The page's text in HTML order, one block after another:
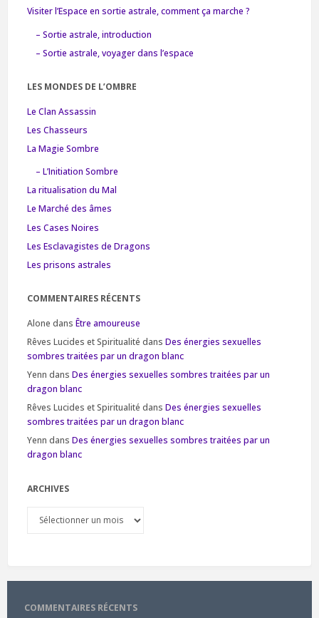
Visiter l’Espace en sortie astrale, comment ça marche ?
– Sortie astrale, introduction
– Sortie astrale, voyager dans l’espace
LES MONDES DE L’OMBRE
Le Clan Assassin
Les Chasseurs
La Magie Sombre
– L’Initiation Sombre
La ritualisation du Mal
Le Marché des âmes
Les Cases Noires
Les Esclavagistes de Dragons
Les prisons astrales
COMMENTAIRES RÉCENTS
Alone dans Être amoureuse
Rêves Lucides et Spiritualité dans Des énergies sexuelles
sombres traitées par un dragon blanc
Yenn dans Des énergies sexuelles sombres traitées par un
dragon blanc
Rêves Lucides et Spiritualité dans Des énergies sexuelles
sombres traitées par un dragon blanc
Yenn dans Des énergies sexuelles sombres traitées par un
dragon blanc
ARCHIVES
COMMENTAIRES RÉCENTS